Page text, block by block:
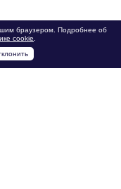
браузером. Подробнее об
cookie